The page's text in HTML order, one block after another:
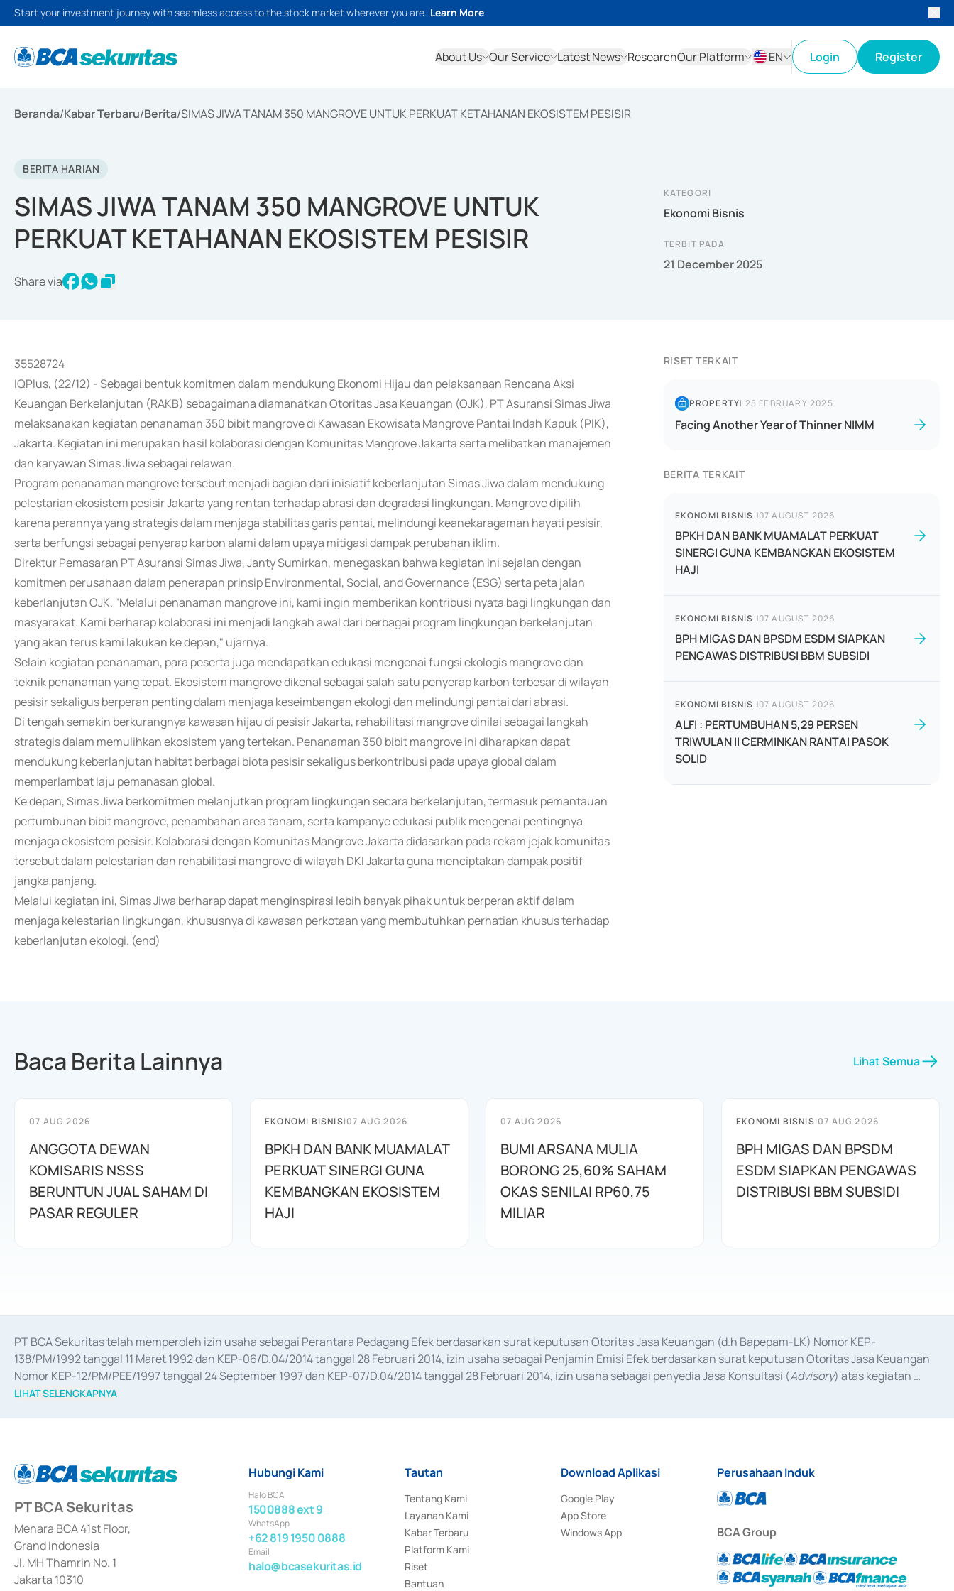
Start your investment journey with seamless access to the stock market wherever you are. Learn More
About Us Our Service Latest News ResearchOur Platform
EN
Login Register
Beranda/Kabar Terbaru/Berita/SIMAS JIWA TANAM 350 MANGROVE UNTUK PERKUAT KETAHANAN EKOSISTEM PESISIR
BERITA HARIAN
SIMAS JIWA TANAM 350 MANGROVE UNTUK
PERKUAT KETAHANAN EKOSISTEM PESISIR
Share via
KATEGORI
Ekonomi Bisnis
TERBIT PADA
21 December 2025
35528724
IQPlus, (22/12) - Sebagai bentuk komitmen dalam mendukung Ekonomi Hijau dan pelaksanaan Rencana Aksi
Keuangan Berkelanjutan (RAKB) sebagaimana diamanatkan Otoritas Jasa Keuangan (OJK), PT Asuransi Simas Jiwa
melaksanakan kegiatan penanaman 350 bibit mangrove di Kawasan Ekowisata Mangrove Pantai Indah Kapuk (PIK),
Jakarta. Kegiatan ini merupakan hasil kolaborasi dengan Komunitas Mangrove Jakarta serta melibatkan manajemen
dan karyawan Simas Jiwa sebagai relawan.
Program penanaman mangrove tersebut menjadi bagian dari inisiatif keberlanjutan Simas Jiwa dalam mendukung
pelestarian ekosistem pesisir Jakarta yang rentan terhadap abrasi dan degradasi lingkungan. Mangrove dipilih
karena perannya yang strategis dalam menjaga stabilitas garis pantai, melindungi keanekaragaman hayati pesisir,
serta berfungsi sebagai penyerap karbon alami dalam upaya mitigasi dampak perubahan iklim.
Direktur Pemasaran PT Asuransi Simas Jiwa, Janty Sumirkan, menegaskan bahwa kegiatan ini sejalan dengan
komitmen perusahaan dalam penerapan prinsip Environmental, Social, and Governance (ESG) serta peta jalan
keberlanjutan OJK. "Melalui penanaman mangrove ini, kami ingin memberikan kontribusi nyata bagi lingkungan dan
masyarakat. Kami berharap kolaborasi ini menjadi langkah awal dari berbagai program lingkungan berkelanjutan
yang akan terus kami lakukan ke depan," ujarnya.
Selain kegiatan penanaman, para peserta juga mendapatkan edukasi mengenai fungsi ekologis mangrove dan
teknik penanaman yang tepat. Ekosistem mangrove dikenal sebagai salah satu penyerap karbon terbesar di wilayah
pesisir sekaligus berperan penting dalam menjaga keseimbangan ekologi dan melindungi pantai dari abrasi.
Di tengah semakin berkurangnya kawasan hijau di pesisir Jakarta, rehabilitasi mangrove dinilai sebagai langkah
strategis dalam memulihkan ekosistem yang tertekan. Penanaman 350 bibit mangrove ini diharapkan dapat
mendukung keberlanjutan habitat berbagai biota pesisir sekaligus berkontribusi pada upaya global dalam
memperlambat laju pemanasan global.
Ke depan, Simas Jiwa berkomitmen melanjutkan program lingkungan secara berkelanjutan, termasuk pemantauan
pertumbuhan bibit mangrove, penambahan area tanam, serta kampanye edukasi publik mengenai pentingnya
menjaga ekosistem pesisir. Kolaborasi dengan Komunitas Mangrove Jakarta didasarkan pada rekam jejak komunitas
tersebut dalam pelestarian dan rehabilitasi mangrove di wilayah DKI Jakarta guna menciptakan dampak positif
jangka panjang.
Melalui kegiatan ini, Simas Jiwa berharap dapat menginspirasi lebih banyak pihak untuk berperan aktif dalam
menjaga kelestarian lingkungan, khususnya di kawasan perkotaan yang membutuhkan perhatian khusus terhadap
keberlanjutan ekologi. (end)
RISET TERKAIT
PROPERTY| 28 FEBRUARY 2025
Facing Another Year of Thinner NIMM
BERITA TERKAIT
EKONOMI BISNIS |07 AUGUST 2026
BPKH DAN BANK MUAMALAT PERKUAT
SINERGI GUNA KEMBANGKAN EKOSISTEM
HAJI
EKONOMI BISNIS |07 AUGUST 2026
BPH MIGAS DAN BPSDM ESDM SIAPKAN
PENGAWAS DISTRIBUSI BBM SUBSIDI
EKONOMI BISNIS |07 AUGUST 2026
ALFI : PERTUMBUHAN 5,29 PERSEN
TRIWULAN II CERMINKAN RANTAI PASOK
SOLID
Baca Berita Lainnya Lihat Semua
07 AUG 2026
ANGGOTA DEWAN
KOMISARIS NSSS
BERUNTUN JUAL SAHAM DI
PASAR REGULER
EKONOMI BISNIS|07 AUG 2026
BPKH DAN BANK MUAMALAT
PERKUAT SINERGI GUNA
KEMBANGKAN EKOSISTEM
HAJI
07 AUG 2026
BUMI ARSANA MULIA
BORONG 25,60% SAHAM
OKAS SENILAI RP60,75
MILIAR
EKONOMI BISNIS|07 AUG 2026
BPH MIGAS DAN BPSDM
ESDM SIAPKAN PENGAWAS
DISTRIBUSI BBM SUBSIDI
PT BCA Sekuritas telah memperoleh izin usaha sebagai Perantara Pedagang Efek berdasarkan surat keputusan Otoritas Jasa Keuangan (d.h Bapepam-LK) Nomor KEP-
138/PM/1992 tanggal 11 Maret 1992 dan KEP-06/D.04/2014 tanggal 28 Februari 2014, izin usaha sebagai Penjamin Emisi Efek berdasarkan surat keputusan Otoritas Jasa Keuangan
Nomor KEP-12/PM/PEE/1997 tanggal 24 September 1997 dan KEP-07/D.04/2014 tanggal 28 Februari 2014, izin usaha sebagai penyedia Jasa Konsultasi (Advisory) atas kegiatan
merger, akuisisi, divestasi, dan
LIHAT SELENGKAPNYA
PT BCA Sekuritas
Menara BCA 41st Floor,
Grand Indonesia
Jl. MH Thamrin No. 1
Jakarta 10310
Hubungi Kami
Halo BCA
1500888 ext 9
WhatsApp
+62 819 1950 0888
Email
halo@bcasekuritas.id
Tautan
Tentang Kami
Layanan Kami
Kabar Terbaru
Platform Kami
Riset
Bantuan
Download Aplikasi
Google Play
App Store
Windows App
Perusahaan Induk
BCA Group